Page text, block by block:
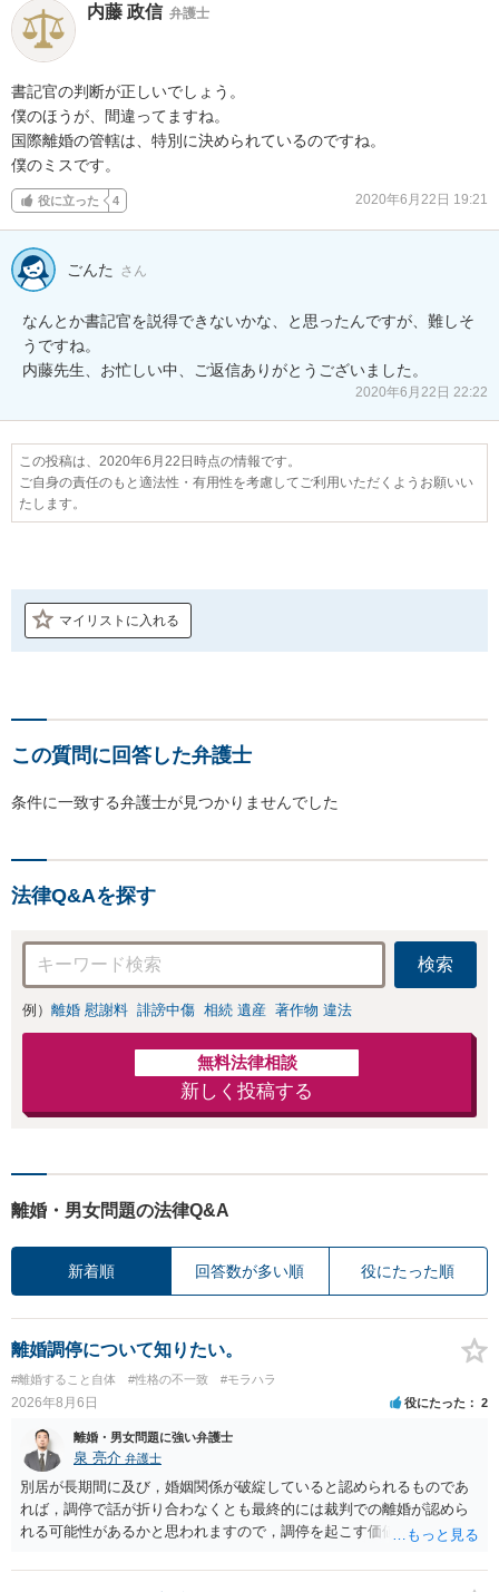
内藤 政信 弁護士
書記官の判断が正しいでしょう。
僕のほうが、間違ってますね。
国際離婚の管轄は、特別に決められているのですね。
僕のミスです。
役に立った 4 2020年6月22日 19:21
ごんた さん
なんとか書記官を説得できないかな、と思ったんですが、難しそ
うですね。
内藤先生、お忙しい中、ご返信ありがとうございました。
2020年6月22日 22:22
この投稿は、2020年6月22日時点の情報です。
ご自身の責任のもと適法性・有用性を考慮してご利用いただくようお願いい
たします。
マイリストに入れる
この質問に回答した弁護士
条件に一致する弁護士が見つかりませんでした
法律Q&Aを探す
検索
例） 離婚 慰謝料 誹謗中傷 相続 遺産 著作物 違法
無料法律相談
新しく投稿する
離婚・男女問題の法律Q&A
新着順 回答数が多い順 役にたった順
離婚調停について知りたい。
#離婚すること自体 #性格の不一致 #モラハラ
2026年8月6日 役にたった 2
離婚・男女問題に強い弁護士
泉 亮介 弁護士
別居が長期間に及び，婚姻関係が破綻していると認められるものであ
れば，調停で話が折り合わなくとも最終的には裁判での離婚が認めら
れる可能性があるかと思われますので，調停を起こす価値はあるよう
は調停が成立するということはないため，相手が合意するメリットを